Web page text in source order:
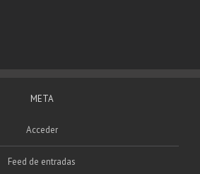
META
Acceder
Feed de entradas